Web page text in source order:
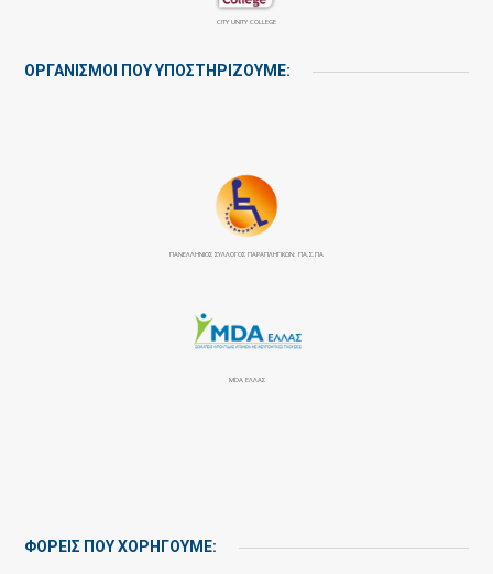
CITY UNITY COLLEGE
ΟΡΓΑΝΙΣΜΟΙ ΠΟΥ ΥΠΟΣΤΗΡΙΖΟΥΜΕ:
ΠΑΝΕΛΛΉΝΙΟΣ ΣΎΛΛΟΓΟΣ ΠΑΡΑΠΛΗΓΙΚΏΝ: ΠΑ.Σ.ΠΑ
MDA ΕΛΛΑΣ
ΦΟΡΕΙΣ ΠΟΥ ΧΟΡΗΓΟΥΜΕ: